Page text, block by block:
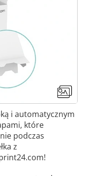
i automatycznym
które
podczas
z